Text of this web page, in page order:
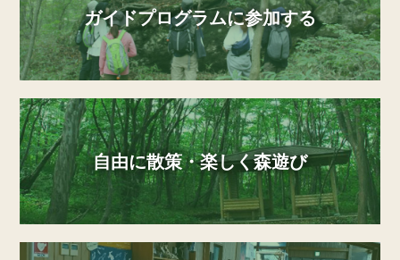
ガイドプログラムに参加する
自由に散策・楽しく森遊び